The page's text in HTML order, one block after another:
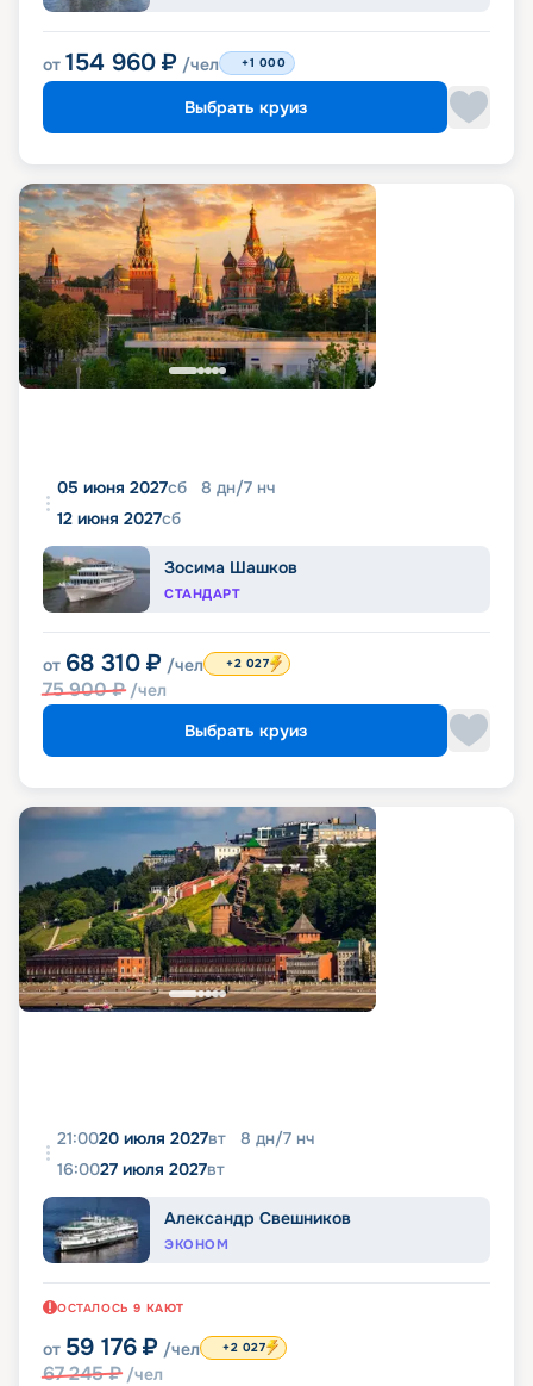
от 154 960 ₽ /чел +1 000
Выбрать круиз
05 июня 2027сб 8 дн/7 нч
12 июня 2027сб
Зосима Шашков
СТАНДАРТ
от 68 310 ₽ /чел
75 900₽ /чел
+2 027
Выбрать круиз
21:0020 июля 2027вт 8 дн/7 нч
16:0027 июля 2027вт
Александр Свешников
ЭКОНОМ
ОСТАЛОСЬ 9 КАЮТ
от 59 176 ₽ /чел
67 245₽ /чел
+2 027